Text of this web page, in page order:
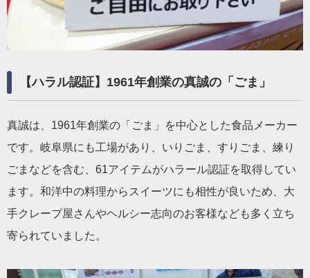
【ハラル認証】1961年創業の真誠の「ごま」
真誠は、1961年創業の「ごま」を中心とした食品メーカー
です。岐阜県にも工場があり、いりごま、すりごま、練り
ごまなどを含む、61アイテムがハラール認証を取得してい
ます。和洋中の料理からスイーツにも相性が良いため、大
手クレープ屋さんやヘルシー志向のお客様なども多く立ち
寄られていました。